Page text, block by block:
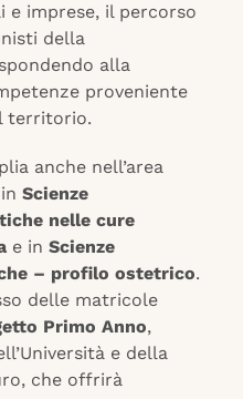
imprese, il percorso
della
alla
proveniente
territorio.
anche nell’area
Scienze
nelle cure
e in Scienze
– profilo ostetrico.
delle matricole
Primo Anno,
e della
che offrirà